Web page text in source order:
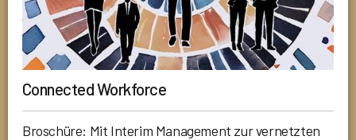
Connected Workforce
Broschüre: Mit Interim Management zur vernetzten